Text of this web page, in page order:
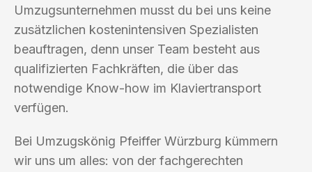
Umzugsunternehmen musst du bei uns keine
zusätzlichen kostenintensiven Spezialisten
beauftragen, denn unser Team besteht aus
qualifizierten Fachkräften, die über das
notwendige Know-how im Klaviertransport
verfügen.
Bei Umzugskönig Pfeiffer Würzburg kümmern
wir uns um alles: von der fachgerechten